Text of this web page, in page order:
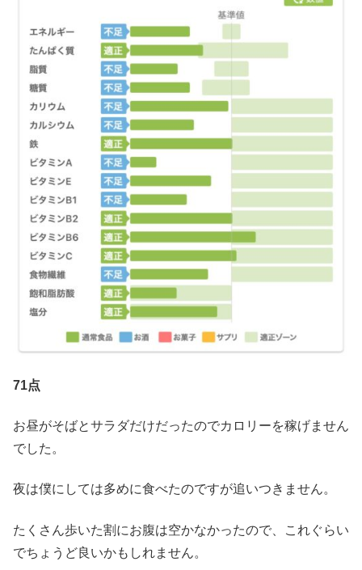
71点
お昼がそばとサラダだけだったのでカロリーを稼げません
でした。
夜は僕にしては多めに食べたのですが追いつきません。
たくさん歩いた割にお腹は空かなかったので、これぐらい
でちょうど良いかもしれません。